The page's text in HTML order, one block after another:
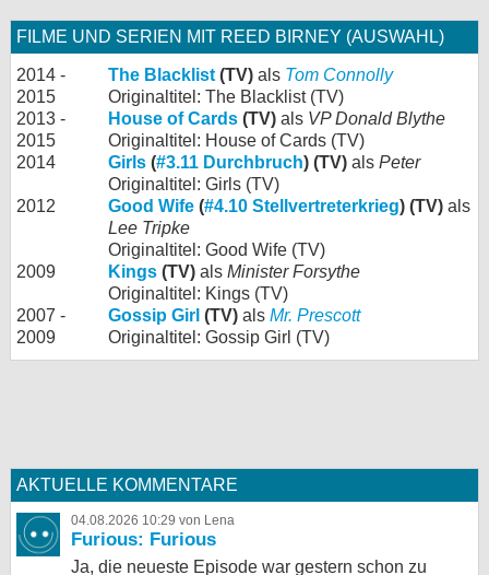
FILME UND SERIEN MIT REED BIRNEY (AUSWAHL)
2014 -
2015
The Blacklist (TV) als Tom Connolly
Originaltitel: The Blacklist (TV)
2013 -
2015
House of Cards (TV) als VP Donald Blythe
Originaltitel: House of Cards (TV)
2014
Girls (#3.11 Durchbruch) (TV) als Peter
Originaltitel: Girls (TV)
2012
Good Wife (#4.10 Stellvertreterkrieg) (TV) als
Lee Tripke
Originaltitel: Good Wife (TV)
2009
Kings (TV) als Minister Forsythe
Originaltitel: Kings (TV)
2007 -
2009
Gossip Girl (TV) als Mr. Prescott
Originaltitel: Gossip Girl (TV)
AKTUELLE KOMMENTARE
04.08.2026 10:29 von Lena
Furious: Furious
Ja, die neueste Episode war gestern schon zu